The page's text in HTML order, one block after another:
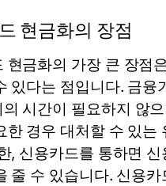
현금화의 장점
현금화의 가장 큰 장점
있다는 점입니다. 금융
의 시간이 필요하지 않
한 경우 대처할 수 있는
, 신용카드를 통하면 신
줄 수 있습니다. 신용